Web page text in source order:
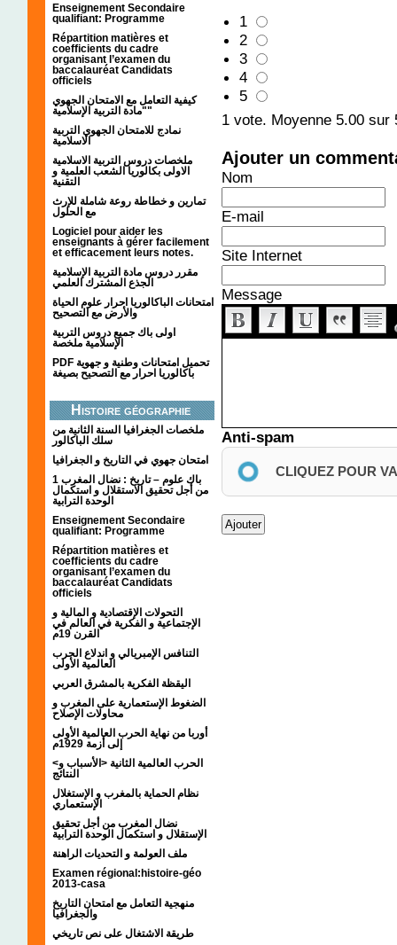
Enseignement Secondaire
qualifiant: Programme
Répartition matières et
coefficients du cadre
organisant l’examen du
baccalauréat Candidats
officiels
كيفية التعامل مع الامتحان الجهوي
"مادة التربية الإسلامية"
نمادج للامتحان الجهوي التربية
الاسلامية
ملخصات دروس التربية الاسلامية
الاولى بكالوريا الشعب العلمية و
التقنية
تمارين و خطاطة روعة شاملة للإرث
مع الحلول
Logiciel pour aider les
enseignants à gérer facilement
et efficacement leurs notes.
مقرر دروس مادة التربية الإسلامية
الجذع المشترك العلمي
امتحانات الباكالوريا احرار علوم الحياة
والأرض مع التصحيح
اولى باك جميع دروس التربية
الإسلامية ملخصة
PDF تحميل امتحانات وطنية و جهوية
باكالوريا احرار مع التصحيح بصيغة
Histoire géographie
ملخصات الجغرافيا السنة الثانية من
سلك الباكالور
امتحان جهوي في التاريخ و الجغرافيا
1 باك علوم – تاريخ : نضال المغرب
من أجل تحقيق الاستقلال و استكمال
الوحدة الترابية
Enseignement Secondaire
qualifiant: Programme
Répartition matières et
coefficients du cadre
organisant l’examen du
baccalauréat Candidats
officiels
التحولات الإقتصادية و المالية و
الإجتماعية و الفكرية في العالم في
القرن 19م
التنافس الإمبريالي و اندلاع الحرب
العالمية الأولى
اليقظة الفكرية بالمشرق العربي
الضغوط الإستعمارية على المغرب و
محاولات الإصلاح
أوربا من نهاية الحرب العالمية الأولى
إلى أزمة 1929م
<الحرب العالمية الثانية <الأسباب و
النتائج
نظام الحماية بالمغرب و الإستغلال
الإستعماري
نضال المغرب من أجل تحقيق
الإستقلال و استكمال الوحدة الترابية
ملف العولمة و التحديات الراهنة
Examen régional:histoire-géo
2013-casa
منهجية التعامل مع امتحان التاريخ
والجغرافيا
طريقة الاشتغال على نص تاريخي
1
2
3
4
5
1 vote. Moyenne 5.00 sur
Ajouter un
Nom
E-mail
Site Internet
Message
Anti-spam
CLIQUEZ POUR